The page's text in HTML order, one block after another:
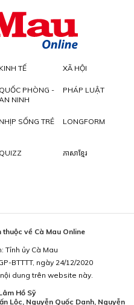
KINH TẾ XÃ HỘI
QUỐC PHÒNG -
NINH
PHÁP LUẬT
NHỊP SỐNG TRẺ LONGFORM
QUIZZ ភាសាខ្មែរ
về Cà Mau Online
Tỉnh ủy Cà Mau
BTTTT, ngày 24/12/2020
dung trên website này.
Hồ Sỹ
Lộc, Nguyễn Quốc Danh, Nguyễn